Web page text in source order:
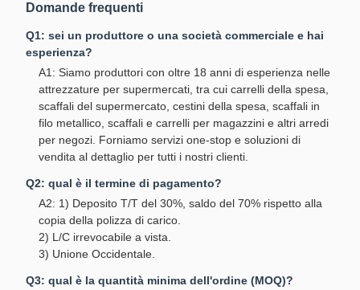
Domande frequenti
Q1: sei un produttore o una società commerciale e hai
esperienza?
A1: Siamo produttori con oltre 18 anni di esperienza nelle
attrezzature per supermercati, tra cui carrelli della spesa,
scaffali del supermercato, cestini della spesa, scaffali in
filo metallico, scaffali e carrelli per magazzini e altri arredi
per negozi. Forniamo servizi one-stop e soluzioni di
vendita al dettaglio per tutti i nostri clienti.
Q2: qual è il termine di pagamento?
A2: 1) Deposito T/T del 30%, saldo del 70% rispetto alla
copia della polizza di carico.
2) L/C irrevocabile a vista.
3) Unione Occidentale.
Q3: qual è la quantità minima dell'ordine (MOQ)?